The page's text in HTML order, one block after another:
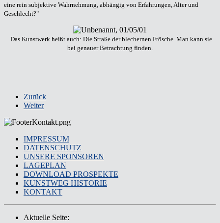
eine rein subjektive Wahrnehmung, abhängig von Erfahrungen, Alter und
Geschlecht?"
Das Kunstwerk heißt auch: Die Straße der blechernen Frösche. Man kann sie
bei genauer Betrachtung finden.
Zurück
Weiter
IMPRESSUM
DATENSCHUTZ
UNSERE SPONSOREN
LAGEPLAN
DOWNLOAD PROSPEKTE
KUNSTWEG HISTORIE
KONTAKT
Aktuelle Seite: